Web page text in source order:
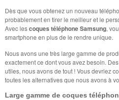
Dès que vous obtenez un nouveau
probablement en tirer le meilleur et le
Avec lescoques téléphone Samsung,
smartphone en plus de le rendre unique.
Nous avons une très large gamme de
exactement ce dont vous avez besoin.
utiles, nous avons de tout ! Vous devriez
toutes les alternatives que nous avons à
Large gamme de coques